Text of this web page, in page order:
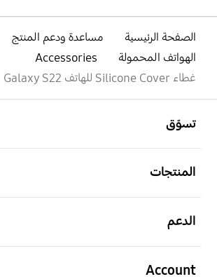
الصفحة الرئيسية
مساعدة ودعم المنتج
الهواتف المحمولة
Accessories
تسوّق
المنتجات
الدعم
Account